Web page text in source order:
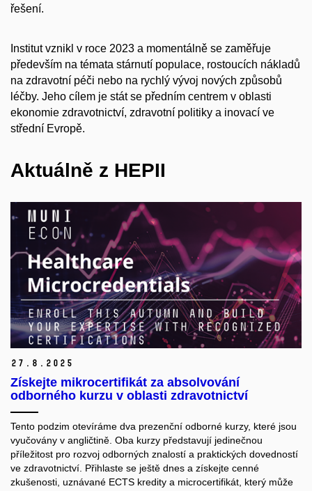
řešení.
Institut vznikl v roce 2023 a momentálně se zaměřuje
především na témata stárnutí populace, rostoucích nákladů
na zdravotní péči nebo na rychlý vývoj nových způsobů
léčby. Jeho cílem je stát se předním centrem v oblasti
ekonomie zdravotnictví, zdravotní politiky a inovací ve
střední Evropě.
Aktuálně z HEPII
27. 8. 2025
Získejte mikrocertifikát za absolvování
odborného kurzu v oblasti zdravotnictví
Tento podzim otevíráme dva prezenční odborné kurzy, které jsou
vyučovány v angličtině. Oba kurzy představují jedinečnou
příležitost pro rozvoj odborných znalostí a praktických dovedností
ve zdravotnictví. Přihlaste se ještě dnes a získejte cenné
zkušenosti, uznávané ECTS kredity a microcertifikát, který může